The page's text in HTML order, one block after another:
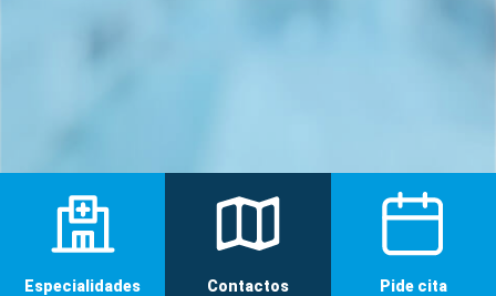
Especialidades Contactos Pide cita